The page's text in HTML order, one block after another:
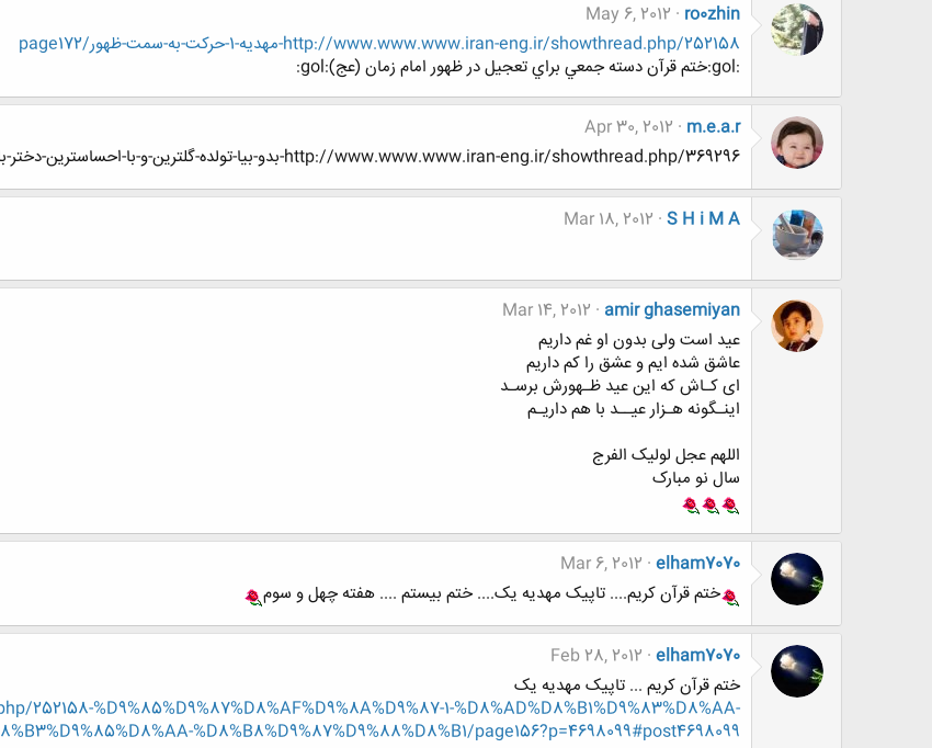
ro0zhin
May 6, 2012
http://www.www.www.iran-eng.ir/showthread.php/252158-مهديه-1-حركت-به-سمت-ظهور/page172
:gol:ختم قرآن دسته جمعي براي تعجيل در ظهور امام زمان (عج):gol:
m.e.a.r
Apr 30, 2012
http://www.www.www.iran-eng.ir/showthread.php/369296-بدو-بیا-تولده-گلترین-و-با-احساسترین-دختر-باشگاهه-گل-احساس
S H i M A
Mar 18, 2012
amir ghasemiyan
Mar 14, 2012
عید است ولی بدون او غم داریم
عاشق شده ایم و عشق را کم داریم
ای کـاش که این عید ظـهورش برسـد
اینـگونه هـزار عیــد با هم داریـم
اللهم عجل لولیک الفرج
سال نو مبارک
elham7070
Mar 6, 2012
ختم قرآن کریم.... تاپیک مهدیه یک.... ختم بیستم .... هفته چهل و سوم
elham7070
Feb 28, 2012
ختم قرآن کریم ... تاپیک مهدیه یک
%D9%85%D9%87%D8%AF%D9%8A%D9%87-1-%D8%AD%D8%B1%D9%83%D8%AA-
%D8%B8%D9%87%D9%88%D8%B1/page156?p=4698099#post4698099